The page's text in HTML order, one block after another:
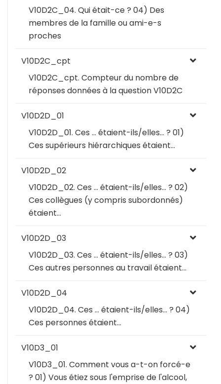
V10D2C_04. Qui était-ce ? 04) Des
membres de la famille ou ami-e-s
proches
V10D2C_cpt
V10D2C_cpt. Compteur du nombre de
réponses données à la question V10D2C
V10D2D_01
V10D2D_01. Ces … étaient-ils/elles… ? 01)
Ces supérieurs hiérarchiques étaient…
V10D2D_02
V10D2D_02. Ces … étaient-ils/elles… ? 02)
Ces collègues (y compris subordonnés)
étaient…
V10D2D_03
V10D2D_03. Ces … étaient-ils/elles… ? 03)
Ces autres personnes au travail étaient…
V10D2D_04
V10D2D_04. Ces … étaient-ils/elles… ? 04)
Ces personnes étaient…
V10D3_01
V10D3_01. Comment vous a-t-on forcé-e
? 01) Vous étiez sous l'emprise de l'alcool,